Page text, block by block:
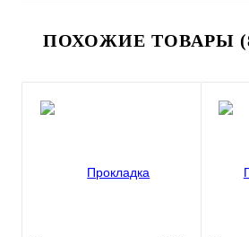
ПОХОЖИЕ ТОВАРЫ